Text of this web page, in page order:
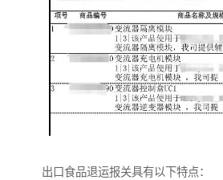
出口食品退运报关具有以下特点：